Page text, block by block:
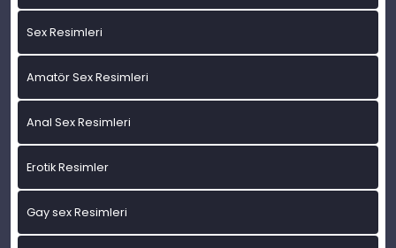
Sex Resimleri
Amatör Sex Resimleri
Anal Sex Resimleri
Erotik Resimler
Gay sex Resimleri